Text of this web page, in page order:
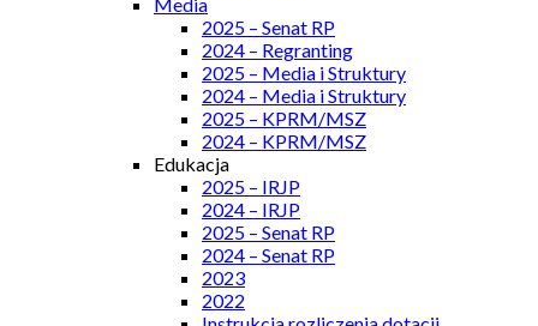
2025 – Senat RP
2024 – Regranting
2025 – Media i Struktury
2024 – Media i Struktury
2025 – KPRM/MSZ
2024 – KPRM/MSZ
Edukacja
2025 – IRJP
2024 – IRJP
2025 – Senat RP
2024 – Senat RP
2023
2022